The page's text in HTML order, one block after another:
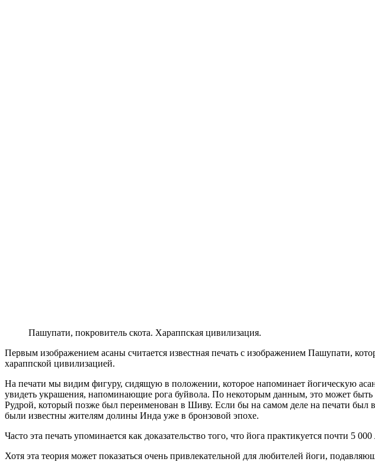
Пашупати, покровитель скота. Хараппская цивилизация.
Первым изображением асаны считается известная печать с изображением Пашупати,
хараппской цивилизацией.
На печати мы видим фигуру, сидящую в положении, которое напоминает йогическую
увидеть украшения, напоминающие рога буйвола. По некоторым данным, это может
Рудрой, который позже был переименован в Шиву. Если бы на самом деле на печати
были известны жителям долины Инда уже в бронзовой эпохе.
Часто эта печать упоминается как доказательство того, что йога практикуется почти 5 000
Хотя эта теория может показаться очень привлекательной для любителей йоги,